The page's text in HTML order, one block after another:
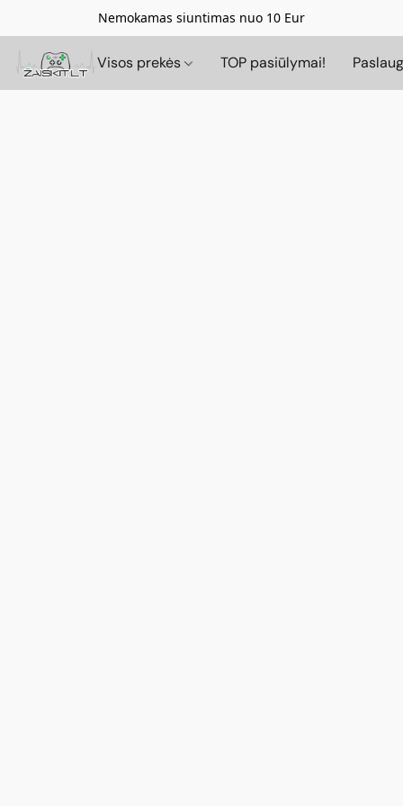
Nemokamas siuntimas nuo 10 Eur
Visos prekės TOP pasiūlymai!